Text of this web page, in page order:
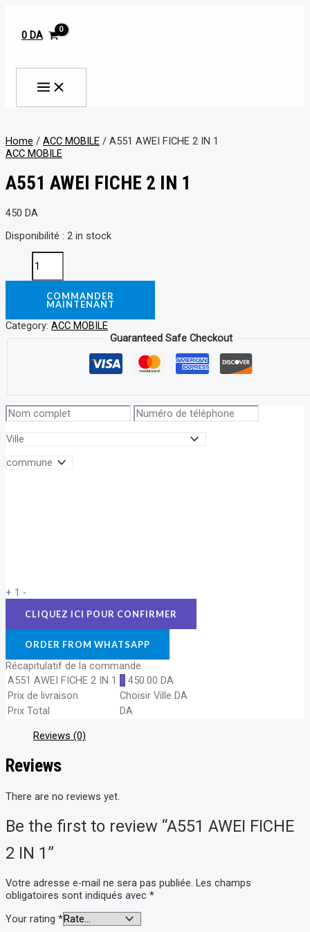
contenu
0 DA
Home / ACC MOBILE / A551 AWEI FICHE 2 IN 1
ACC MOBILE
A551 AWEI FICHE 2 IN 1
450 DA
Disponibilité : 2 in stock
FICHE
quantity
COMMANDER
MAINTENANT
Category: ACC MOBILE
Guaranteed Safe Checkout
+ 1 -
ORDER FROM WHATSAPP
Récapitulatif de la commande
A551 AWEI FICHE 2 IN 1 1 450.00 DA
Prix de livraison
Choisir Ville DA
Prix Total
DA
Reviews (0)
Reviews
There are no reviews yet.
Be the first to review “A551 AWEI FICHE
2 IN 1”
Votre adresse e-mail ne sera pas publiée. Les champs
obligatoires sont indiqués avec *
Your rating *